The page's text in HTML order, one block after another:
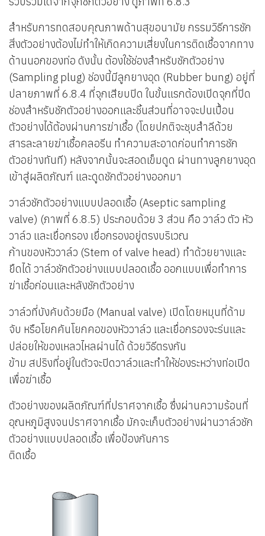
สำหรับการทดสอบคุณภาพด้านสุขอนามัย กรรมวิธีการชัก
สิ่งตัวอย่างต้องไม่ทำให้เกิดความเสี่ยงในการติดเชื้อจากทาง
ด้านนอกของท่อ ดังนั้น ต้องใช้ช่องสำหรับชักตัวอย่าง
(Sampling plug) ช่องนี้มีลูกยางอุด (Rubber bung) อยู่ที่
ปลายภาพที่ 6.8.4 ที่จุกเสียบปิด ในขั้นแรกต้องเปิดจุกที่ปิด
ช่องสำหรับชักตัวอย่างออกและชิ้นส่วนที่อาจจะปนเปื้อน
ตัวอย่างได้ต้องผ่านการฆ่าเชื้อ (โดยปกติจะชุบสำลีด้วย
สารละลายฆ่าเชื้อคลอรีน ทำความสะอาดก่อนทำการชัก
ตัวอย่างทันที) หลังจากนั้นจะสอดเข็มดูด ผ่านทางลูกยางอุด
เข้าสู่ผลิตภัณฑ์ และดูดชักตัวอย่างออกมา
วาล์วชักตัวอย่างแบบปลอดเชื้อ (Aseptic sampling
valve) (ภาพที่ 6.8.5) ประกอบด้วย 3 ส่วน คือ วาล์ว ตัว หัว
วาล์ว และเยื่อกรอง เยื่อกรองอยู่ตรงบริเวณ
ก้านของหัววาล์ว (Stem of valve head) ทำด้วยยางและ
ยืดได้ วาล์วชักตัวอย่างแบบปลอดเชื้อ ออกแบบเพื่อทำการ
ฆ่าเชื้อก่อนและหลังชักตัวอย่าง
วาล์วที่บังคับด้วยมือ (Manual valve) เปิดโดยหมุนที่ด้าม
จับ หรือโยกคันโยกคอของหัววาล์ว และเยื่อกรองจะร่นและ
ปล่อยให้ของเหลวไหลผ่านได้ ด้วยวิธีตรงกัน
ข้าม สปริงที่อยู่ในตัวจะปิดวาล์วและทำให้ช่องระหว่างท่อเปิด
เพื่อฆ่าเชื้อ
ตัวอย่างของผลิตภัณฑ์ที่ปราศจากเชื้อ ซึ่งผ่านความร้อนที่
อุณหภูมิสูงจนปราศจากเชื้อ มักจะเก็บตัวอย่างผ่านวาล์วชัก
ตัวอย่างแบบปลอดเชื้อ เพื่อป้องกันการ
ติดเชื้อ